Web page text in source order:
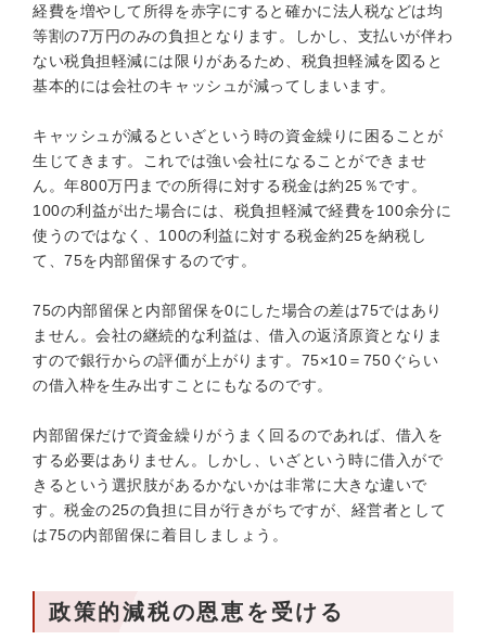
経費を増やして所得を赤字にすると確かに法人税などは均
等割の7万円のみの負担となります。しかし、支払いが伴わ
ない税負担軽減には限りがあるため、税負担軽減を図ると
基本的には会社のキャッシュが減ってしまいます。
キャッシュが減るといざという時の資金繰りに困ることが
生じてきます。これでは強い会社になることができませ
ん。年800万円までの所得に対する税金は約25％です。
100の利益が出た場合には、税負担軽減で経費を100余分に
使うのではなく、100の利益に対する税金約25を納税し
て、75を内部留保するのです。
75の内部留保と内部留保を0にした場合の差は75ではあり
ません。会社の継続的な利益は、借入の返済原資となりま
すので銀行からの評価が上がります。75×10＝750ぐらい
の借入枠を生み出すことにもなるのです。
内部留保だけで資金繰りがうまく回るのであれば、借入を
する必要はありません。しかし、いざという時に借入がで
きるという選択肢があるかないかは非常に大きな違いで
す。税金の25の負担に目が行きがちですが、経営者として
は75の内部留保に着目しましょう。
政策的減税の恩恵を受ける